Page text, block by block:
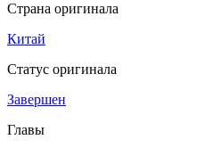
Страна оригинала
Китай
Статус оригинала
Завершен
Главы